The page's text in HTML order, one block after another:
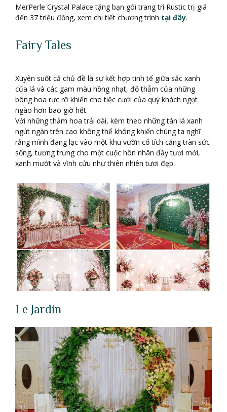
MerPerle Crystal Palace tặng bạn gói trang trí Rustic trị giá
đến 37 triệu đồng, xem chi tiết chương trình tại đây.
Fairy Tales
Xuyên suốt cả chủ đề là sự kết hợp tinh tế giữa sắc xanh
của lá và các gam màu hồng nhạt, đỏ thẫm của những
bông hoa rực rỡ khiến cho tiệc cưới của quý khách ngọt
ngào hơn bao giờ hết.
Với những thảm hoa trải dài, kèm theo những tán lá xanh
ngút ngàn trên cao không thể không khiến chúng ta nghĩ
rằng mình đang lạc vào một khu vườn cổ tích căng tràn sức
sống, tương trưng cho một cuộc hôn nhân đầy tươi mới,
xanh mướt và vĩnh cửu như thiên nhiên tươi đẹp.
Le Jardin